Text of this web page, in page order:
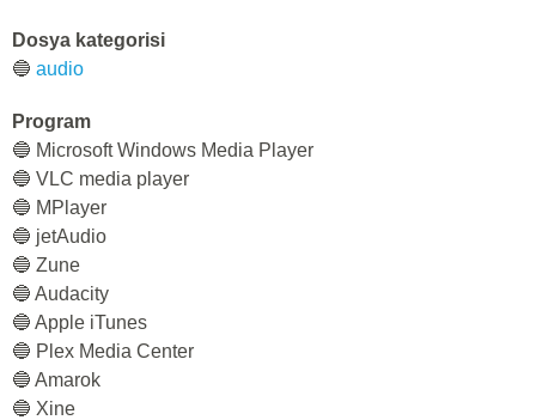
Dosya kategorisi
🔵 audio
Program
🔵 Microsoft Windows Media Player
🔵 VLC media player
🔵 MPlayer
🔵 jetAudio
🔵 Zune
🔵 Audacity
🔵 Apple iTunes
🔵 Plex Media Center
🔵 Amarok
🔵 Xine